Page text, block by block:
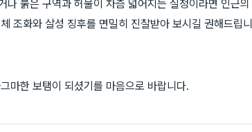
나 붉은 구역과 허물이 차츰 넓어지는 실정이라면 인근
조화와 살성 징후를 면밀히 진찰받아 보시길 권해드립
마한 보탬이 되셨기를 마음으로 바랍니다.